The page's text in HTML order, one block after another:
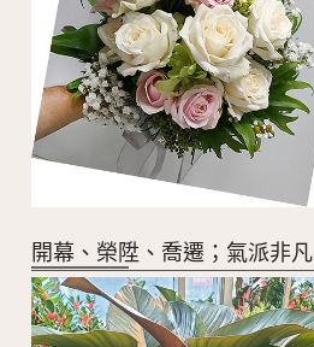
開幕、榮陞、喬遷；氣派非凡